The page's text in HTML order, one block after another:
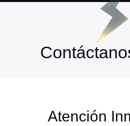
Atención